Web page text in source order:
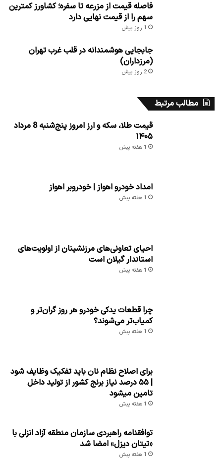
فاصله قیمت از مزرعه تا سفره؛ کشاورز کمترین
سهم را از قیمت نهایی دارد
1 روز پیش
جابجایی هوشمندانه در قلب غرب تهران
(مرزداران)
2 روز پیش
مطالب مرتبط
قیمت طلا، سکه و ارز امروز پنج‌شنبه 8 مرداد
۱۴۰۵
1 هفته پیش
امداد خودرو اهواز | خودروبر اهواز
1 هفته پیش
احیای تعاونی‌های مرزنشینان از اولویت‌های
استاندار گیلان است
1 هفته پیش
چرا قطعات یدکی خودرو هر روز گران‌تر و
کمیاب‌تر می‌شوند؟
1 هفته پیش
برای اصلاح نظام نان باید تفکیک وظایف شود
| ۵۵ درصد نیاز برنج کشور از تولید داخل
تامین میشود
1 هفته پیش
توافقنامه راهبردی سازمان منطقه آزاد انزلی با
«تیتان دیزل» امضا شد
1 هفته پیش